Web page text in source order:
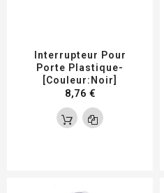
Interrupteur Pour
Porte Plastique-
[Couleur:Noir]
8,76 €